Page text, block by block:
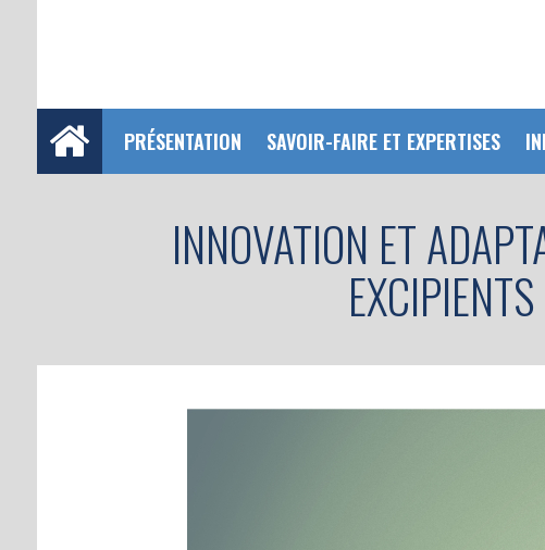
PRÉSENTATION SAVOIR-FAIRE ET EXPERTISES
INNOVATION ET